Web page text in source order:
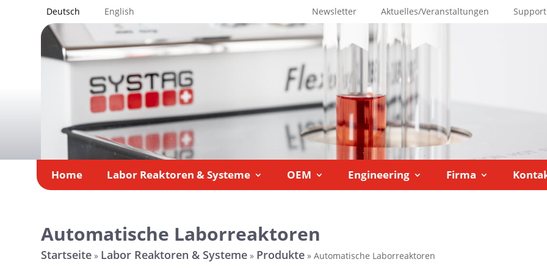
Deutsch English Newsletter Aktuelles/Veranstaltungen Support
Home Labor Reaktoren & Systeme OEM Engineering Firma
Automatische Laborreaktoren
Startseite » Labor Reaktoren & Systeme » Produkte »Automatische Laborreaktoren